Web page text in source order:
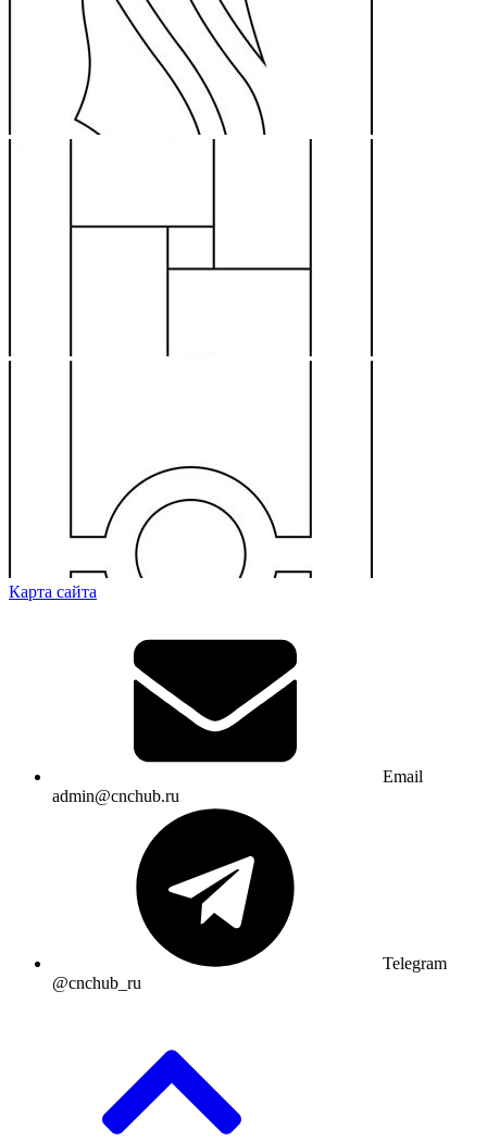
Карта сайта
Email
admin@cnchub.ru
Telegram
@cnchub_ru